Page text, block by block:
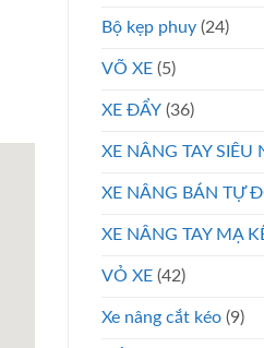
Bộ kẹp phuy (24)
VÕ XE (5)
XE ĐẨY (36)
XE NÂNG TAY SIÊU
XE NÂNG BÁN TỰ
XE NÂNG TAY MẠ
VỎ XE (42)
Xe nâng cắt kéo (9)